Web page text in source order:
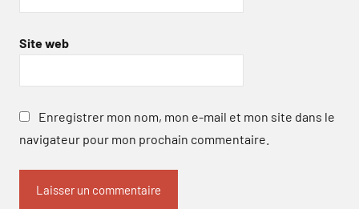
Site web
Enregistrer mon nom, mon e-mail et mon site dans le
navigateur pour mon prochain commentaire.